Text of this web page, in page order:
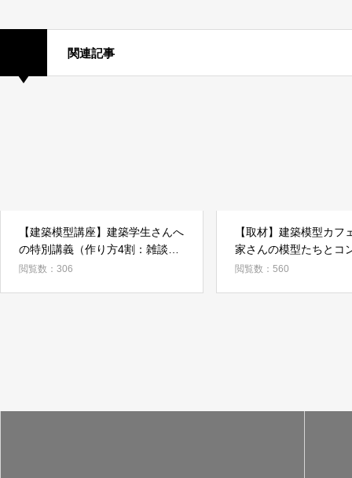
関連記事
【建築模型講座】建築学生さんへ
の特別講義（作り方4割：雑談6
割！？）その内容とコンセプトと
閲覧数：306
【取材】建築模型カフ
家さんの模型たちとコ
応募された模型たち
閲覧数：560